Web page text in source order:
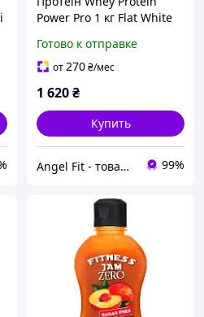
Power Pro 1 кг Flat White
Готово к отправке
от270₴/мес
1 620₴
Купить
Angel Fit - товари для здоров'я, спорту та активного життя 99%